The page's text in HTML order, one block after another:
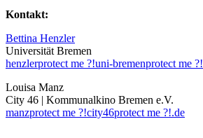
Kontakt:
Bettina Henzler
Universität Bremen
henzlerprotect me ?!uni-bremenprotect me ?!
Louisa Manz
City 46 | Kommunalkino Bremen e.V.
manzprotect me ?!city46protect me ?!.de